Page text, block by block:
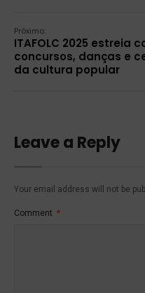
Próximo:
ITAFOLC 2025 estreia
concursos, danças e
da cultura popular
Leave a Reply
Your email address will not be
Comment *